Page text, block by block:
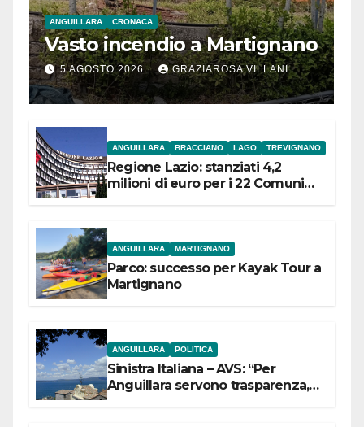
ANGUILLARA CRONACA
Vasto incendio a Martignano
5 AGOSTO 2026 GRAZIAROSA VILLANI
ANGUILLARA BRACCIANO LAGO TREVIGNANO
Regione Lazio: stanziati 4,2
milioni di euro per i 22 Comuni
ANGUILLARA MARTIGNANO
Parco: successo per Kayak Tour a
Martignano
ANGUILLARA POLITICA
Sinistra Italiana – AVS: “Per
Anguillara servono trasparenza,